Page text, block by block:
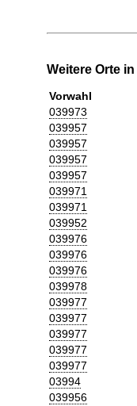
Weitere Orte
Vorwahl
039973
039957
039957
039957
039957
039971
039971
039952
039976
039976
039976
039978
039977
039977
039977
039977
039977
03994
039956